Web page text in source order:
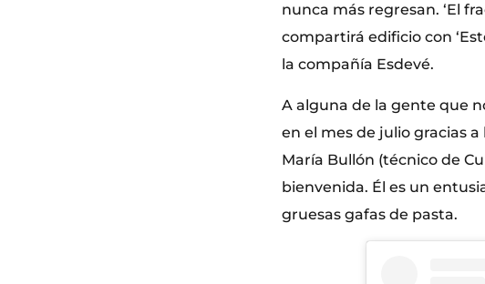
nunca más regresan. ‘El
compartirá edificio con
la compañía Esdevé.
A alguna de la gente que
en el mes de julio gracias
María Bullón (técnico de
bienvenida. Él es un
gruesas gafas de pasta.